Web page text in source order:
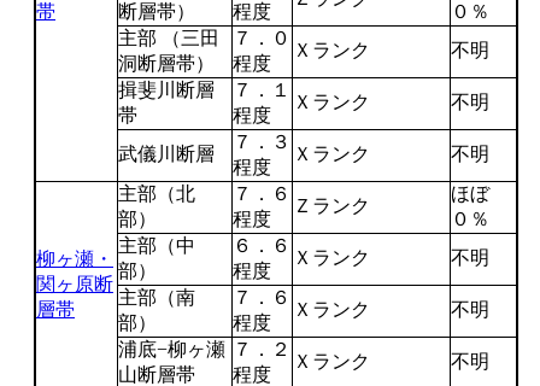
帯 断層帯） 程度
０％
主部 （三田
洞断層帯）
７．０
程度
Ｘランク
不明
揖斐川断層
帯
７．１
程度
Ｘランク 不明
武儀川断層
７．３
程度
Ｘランク 不明
柳ヶ瀬・
関ヶ原断
層帯
主部（北
部）
７．６
程度
Ｚランク
ほぼ
０％
主部（中
部）
６．６
程度
Ｘランク
不明
主部（南
部）
７．６
程度
Ｘランク
不明
浦底−柳ヶ瀬
山断層帯
７．２
程度
Ｘランク 不明